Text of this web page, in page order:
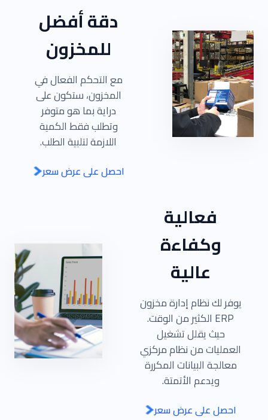
دقة أفضل
للمخزون
مع التحكم الفعال في
المخزون، ستكون على
دراية بما هو متوفر
وتطلب فقط الكمية
اللازمة لتلبية الطلب.
احصل على عرض سعر
فعالية
وكفاءة
عالية
يوفر لك نظام إدارة مخزون
ERP الكثير من الوقت.
حيث يقلل تشغيل
العمليات من نظام مركزي
معالجة البيانات المكررة
ويدعم الأتمتة.
احصل على عرض سعر